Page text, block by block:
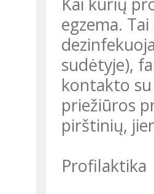
egzema.
sudėtyje),
kontakto
priežiūros
pirštinių,
Profilaktika